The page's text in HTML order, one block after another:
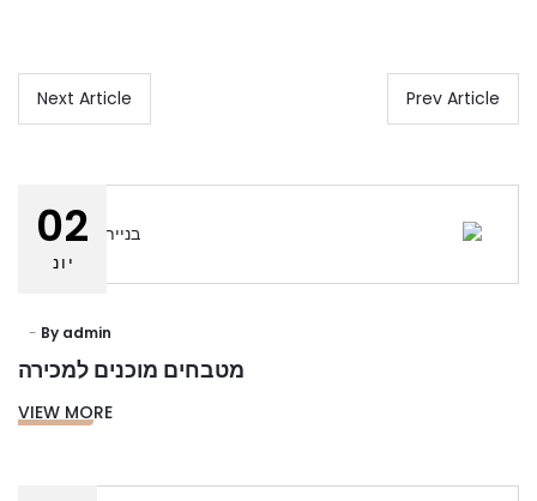
Prev Article
Next Article
02
יונ
By admin
מטבחים מוכנים למכירה
VIEW MORE